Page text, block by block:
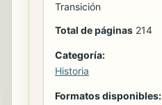
Transición
Total de páginas 214
Categoría:
Historia
Formatos disponibles: